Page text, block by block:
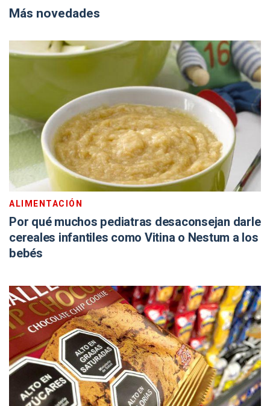
Más novedades
ALIMENTACIÓN
Por qué muchos pediatras desaconsejan darle
cereales infantiles como Vitina o Nestum a los
bebés